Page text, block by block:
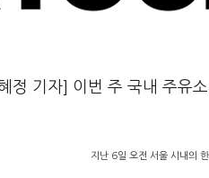
정 기자] 이번 주 국내 주유
지난 6일 오전 서울 시내의